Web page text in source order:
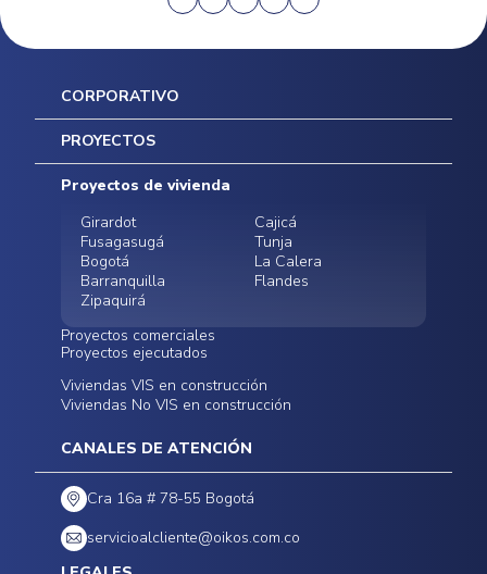
CORPORATIVO
Inicio
Mapa del sitio
Postventas
Contratación Directa
Noticias
PROYECTOS
Proyectos de vivienda
Girardot
Cajicá
Fusagasugá
Tunja
Bogotá
La Calera
Barranquilla
Flandes
Zipaquirá
Proyectos comerciales
Funza
Infinitum Zentral
Bodegas - ALMAX
Centro Comercial
Proyectos ejecutados
Conoce nuestros
proyectos ejecutados
Viviendas VIS en construcción
Viviendas No VIS en construcción
CANALES DE ATENCIÓN
Cra 16a # 78-55 Bogotá
servicioalcliente@oikos.com.co